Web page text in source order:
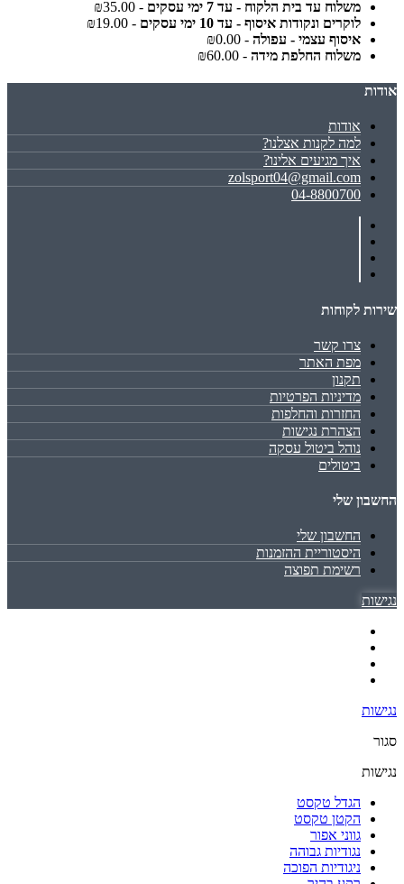
משלוח עד בית הלקוח - עד 7 ימי עסקים
- ₪35.00
לוקרים ונקודות איסוף - עד 10 ימי עסקים
- ₪19.00
איסוף עצמי - עפולה - ₪0.00
משלוח החלפת מידה - ₪60.00
אודות
אודות
למה לקנות אצלנו?
איך מגיעים אלינו?
zolsport04@gmail.com
04-8800700
שירות לקוחות
צרו קשר
מפת האתר
תקנון
מדיניות הפרטיות
החזרות והחלפות
הצהרת נגישות
נוהל ביטול עסקה
ביטולים
החשבון שלי
החשבון שלי
היסטוריית ההזמנות
רשימת תפוצה
נגישות
נגישות
סגור
נגישות
הגדל טקסט
הקטן טקסט
גווני אפור
נגודיות גבוהה
ניגודיות הפוכה